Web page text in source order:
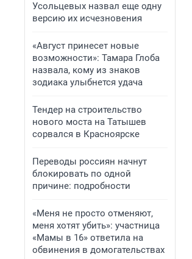
Усольцевых назвал еще одну
версию их исчезновения
«Август принесет новые
возможности»: Тамара Глоба
назвала, кому из знаков
зодиака улыбнется удача
Тендер на строительство
нового моста на Татышев
сорвался в Красноярске
Переводы россиян начнут
блокировать по одной
причине: подробности
«Меня не просто отменяют,
меня хотят убить»: участница
«Мамы в 16» ответила на
обвинения в домогательствах